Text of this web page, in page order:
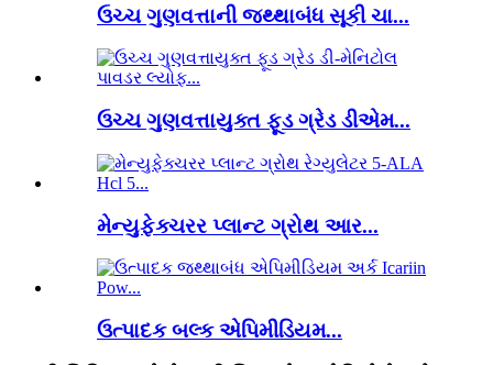
ઉચ્ચ ગુણવત્તાની જથ્થાબંધ સૂકી ચા...
ઉચ્ચ ગુણવત્તાયુક્ત ફૂડ ગ્રેડ ડીએમ...
મેન્યુફેક્ચરર પ્લાન્ટ ગ્રોથ આર...
ઉત્પાદક બલ્ક એપિમીડિયમ...